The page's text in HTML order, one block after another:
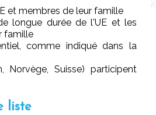
et membres de leur famille
longue durée de l'UE et les
famille
comme indiqué dans la
Norvège, Suisse) participent
liste